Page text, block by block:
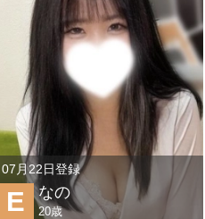
07月22日登録
E なの
20歳